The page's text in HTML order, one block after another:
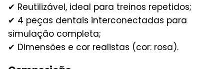
✔ Reutilizável, ideal para treinos repetidos;
✔ 4 peças dentais interconectadas para
simulação completa;
✔ Dimensões e cor realistas (cor: rosa).